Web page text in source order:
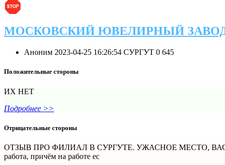
МОСКОВСКИЙ ЮВЕЛИРНЫЙ
Аноним 2023-04-25 16:26:54 СУРГУТ 0 645
Положительные стороны
ИХ НЕТ
Подробнее >>
Отрицательные стороны
ОТЗЫВ ПРО ФИЛИАЛ В СУРГУТЕ. УЖАСНОЕ МЕСТО,
работа, причём на работе ес